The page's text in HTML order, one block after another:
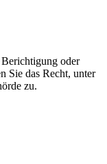
oder
Sie das Recht, unter
zu.